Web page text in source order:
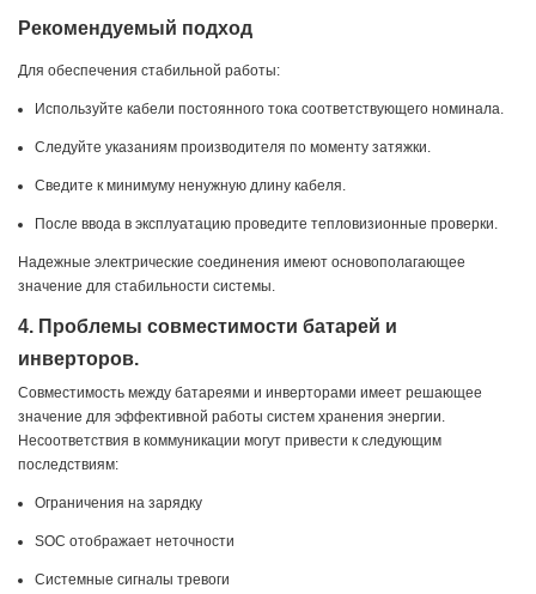
Рекомендуемый подход
Для обеспечения стабильной работы:
Используйте кабели постоянного тока соответствующего номинала.
Следуйте указаниям производителя по моменту затяжки.
Сведите к минимуму ненужную длину кабеля.
После ввода в эксплуатацию проведите тепловизионные проверки.
Надежные электрические соединения имеют основополагающее
значение для стабильности системы.
4. Проблемы совместимости батарей и
инверторов.
Совместимость между батареями и инверторами имеет решающее
значение для эффективной работы систем хранения энергии.
Несоответствия в коммуникации могут привести к следующим
последствиям:
Ограничения на зарядку
SOC отображает неточности
Системные сигналы тревоги